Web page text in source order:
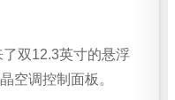
双12.3英寸的悬浮
空调控制面板。